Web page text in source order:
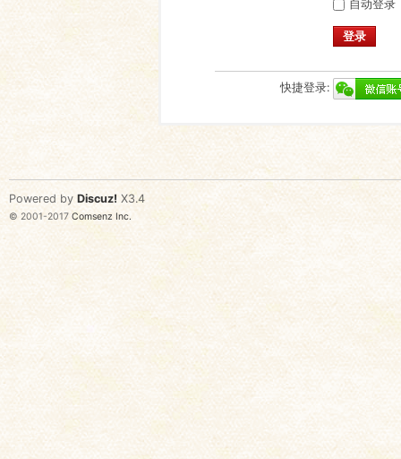
自动登录
登录
快捷登录:
Powered by Discuz! X3.4
© 2001-2017 Comsenz Inc.